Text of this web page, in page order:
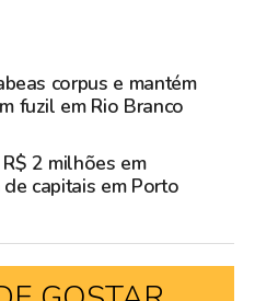
corpus e mantém
fuzil em Rio Branco
2 milhões em
capitais em Porto